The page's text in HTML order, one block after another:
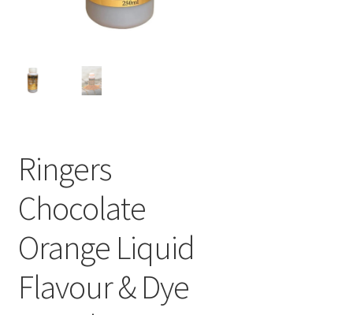
Ringers
Chocolate
Orange Liquid
Flavour & Dye